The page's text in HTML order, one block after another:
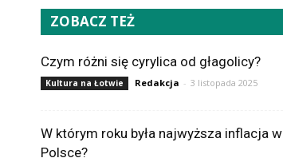
ZOBACZ TEŻ
Czym różni się cyrylica od głagolicy?
Kultura na Łotwie Redakcja - 3 listopada 2025
W którym roku była najwyższa inflacja w
Polsce?